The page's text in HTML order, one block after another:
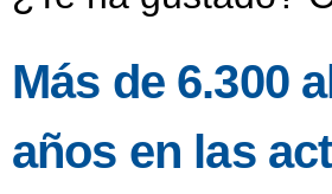
Más de 6.300
años en las